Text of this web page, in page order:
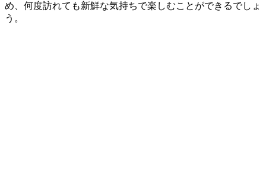
め、何度訪れても新鮮な気持ちで楽しむことができるでしょ
う。